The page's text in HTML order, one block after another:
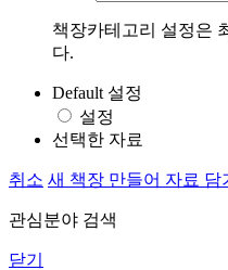
책장카테고리 설정은
다.
Default 설정
설정
선택한 자료
취소 새 책장 만들어 자료 담
관심분야 검색
닫기